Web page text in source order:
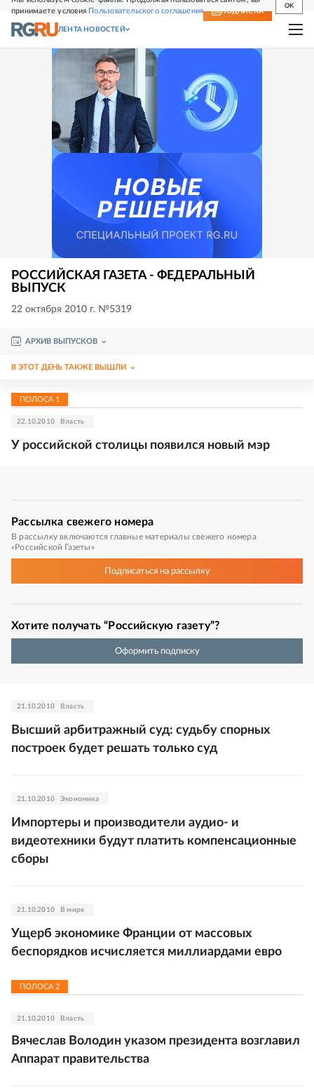
принимаете условия Пользовательского соглашения
OK
СВЕЖИЙ НОМЕР ПОДПИСКА
ЛЕНТА НОВОСТЕЙ
РОССИЙСКАЯ ГАЗЕТА - ФЕДЕРАЛЬНЫЙ
ВЫПУСК
22 октября 2010 г. №5319
АРХИВ ВЫПУСКОВ
В ЭТОТ ДЕНЬ ТАКЖЕ ВЫШЛИ
ПОЛОСА 1
22.10.2010 Власть
У российской столицы появился новый мэр
Рассылка свежего номера
В рассылку включаются главные материалы свежего номера
«Российской Газеты»
Подписатьсяна рассылку
Хотите получать “Российскую газету”?
Оформить подписку
21.10.2010 Власть
Высший арбитражный суд: судьбу спорных
построек будет решать только суд
21.10.2010 Экономика
Импортеры и производители аудио- и
видеотехники будут платить компенсационные
сборы
21.10.2010 В мире
Ущерб экономике Франции от массовых
беспорядков исчисляется миллиардами евро
ПОЛОСА 2
21.10.2010 Власть
Вячеслав Володин указом президента возглавил
Аппарат правительства